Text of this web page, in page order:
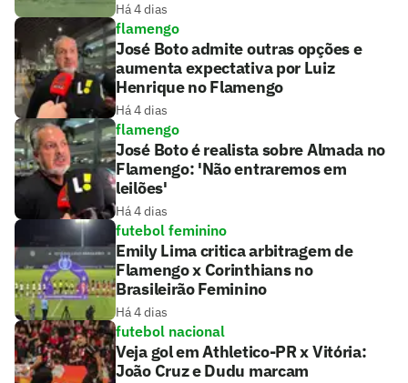
Há 4 dias
flamengo
José Boto admite outras opções e
aumenta expectativa por Luiz
Henrique no Flamengo
Há 4 dias
flamengo
José Boto é realista sobre Almada no
Flamengo: 'Não entraremos em
leilões'
Há 4 dias
futebol feminino
Emily Lima critica arbitragem de
Flamengo x Corinthians no
Brasileirão Feminino
Há 4 dias
futebol nacional
Veja gol em Athletico-PR x Vitória:
João Cruz e Dudu marcam